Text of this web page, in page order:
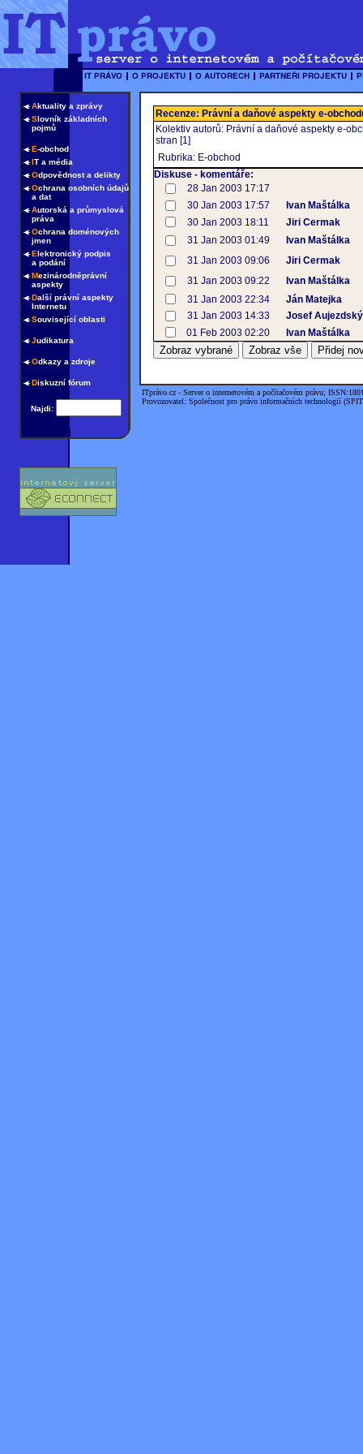
Aktuality a zprávy
Slovník základních
pojmů
E-obchod
IT a média
Odpovědnost a delikty
Ochrana osobních údajů
a dat
Autorská a průmyslová
práva
Ochrana doménových
jmen
Elektronický podpis
a podání
Mezinárodněprávní
aspekty
Další právní aspekty
Internetu
Související oblasti
Judikatura
Odkazy a zdroje
Diskuzní fórum
Najdi:
Recenze: Právní a daňové aspekty e-
Kolektiv autorů: Právní a daňové aspekty e-
stran [1]
Rubrika: E-obchod
Diskuse - komentáře:
28 Jan 2003 17:17
30 Jan 2003 17:57
Ivan Maštálka
30 Jan 2003 18:11
Jiri Cermak
31 Jan 2003 01:49
Ivan Maštálka
31 Jan 2003 09:06
Jiri Cermak
31 Jan 2003 09:22
Ivan Maštálka
31 Jan 2003 22:34
Ján Matejka
31 Jan 2003 14:33
Josef Aujezdský
01 Feb 2003 02:20
Ivan Maštálka
ITprávo.cz - Server o internetovém a počítačovém právu;
Provozovatel: Společnost pro právo informačních technologií